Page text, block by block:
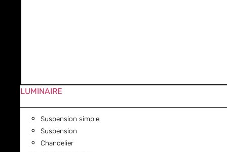
LUMINAIRE
Suspension simple
Suspension
Chandelier